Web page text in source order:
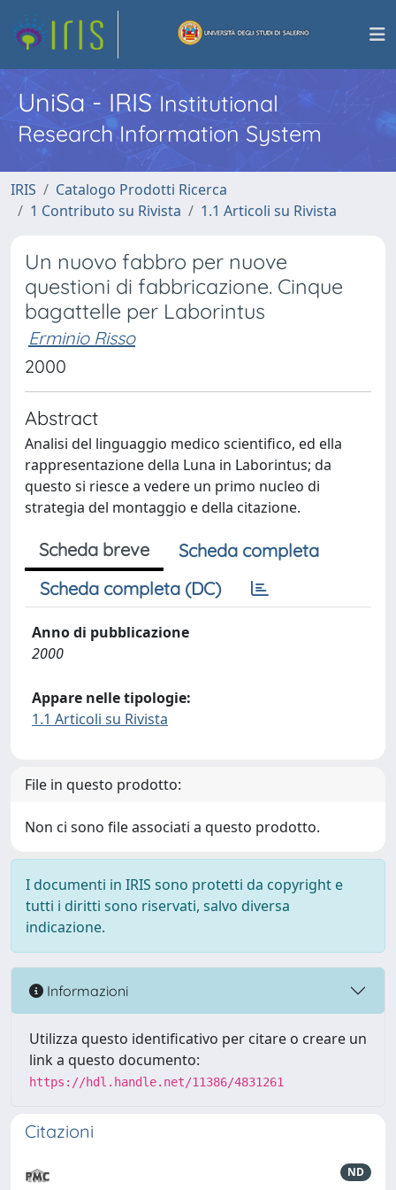
UniSa - IRISInstitutional
Research Information System
IRIS
Catalogo Prodotti Ricerca
1 Contributo su Rivista
1.1 Articoli su Rivista
Un nuovo fabbro per nuove
questioni di fabbricazione. Cinque
bagattelle per Laborintus
Erminio Risso
2000
Abstract
Analisi del linguaggio medico scientifico, ed ella
rappresentazione della Luna in Laborintus; da
questo si riesce a vedere un primo nucleo di
strategia del montaggio e della citazione.
Scheda breve
Scheda completa
Scheda completa (DC)
Anno di pubblicazione
2000
Appare nelle tipologie:
1.1 Articoli su Rivista
File in questo prodotto:
Non ci sono file associati a questo prodotto.
I documenti in IRIS sono protetti da copyright e
tutti i diritti sono riservati, salvo diversa
indicazione.
Informazioni
Utilizza questo identificativo per citare o creare un
link a questo documento:
https://hdl.handle.net/11386/4831261
Citazioni
ND